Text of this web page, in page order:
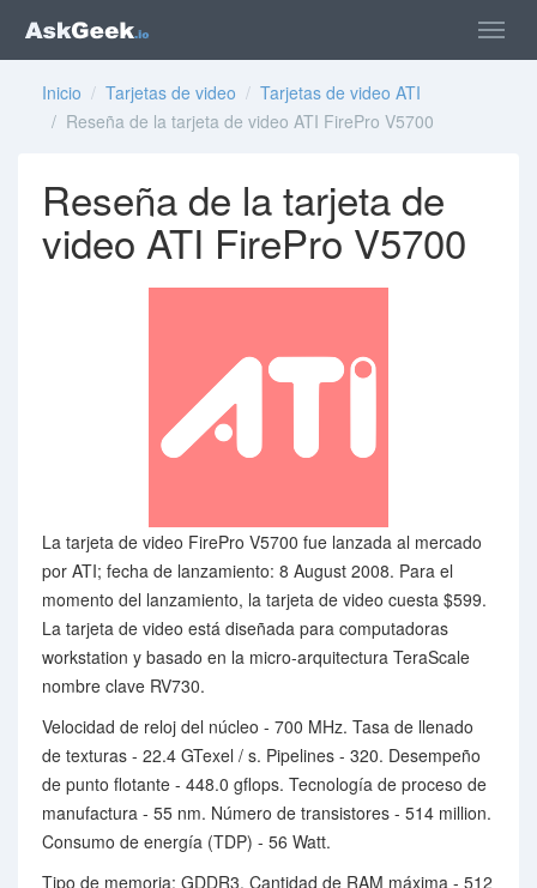
Inicio / Tarjetas de video / Tarjetas de video ATI
/ Reseña de la tarjeta de video ATI FirePro V5700
Reseña de la tarjeta de
video ATI FirePro V5700
La tarjeta de video FirePro V5700 fue lanzada al mercado
por ATI; fecha de lanzamiento: 8 August 2008. Para el
momento del lanzamiento, la tarjeta de video cuesta $599.
La tarjeta de video está diseñada para computadoras
workstation y basado en la micro-arquitectura TeraScale
nombre clave RV730.
Velocidad de reloj del núcleo - 700 MHz. Tasa de llenado
de texturas - 22.4 GTexel / s. Pipelines - 320. Desempeño
de punto flotante - 448.0 gflops. Tecnología de proceso de
manufactura - 55 nm. Número de transistores - 514 million.
Consumo de energía (TDP) - 56 Watt.
Tipo de memoria: GDDR3. Cantidad de RAM máxima - 512